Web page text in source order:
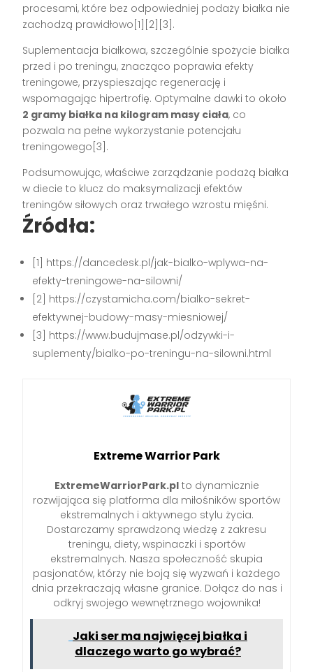
procesami, które bez odpowiedniej podaży białka nie
zachodzą prawidłowo[1][2][3].
Suplementacja białkowa, szczególnie spożycie białka
przed i po treningu, znacząco poprawia efekty
treningowe, przyspieszając regenerację i
wspomagając hipertrofię. Optymalne dawki to około
2 gramy białka na kilogram masy ciała, co
pozwala na pełne wykorzystanie potencjału
treningowego[3].
Podsumowując, właściwe zarządzanie podażą białka
w diecie to klucz do maksymalizacji efektów
treningów siłowych oraz trwałego wzrostu mięśni.
Źródła:
[1] https://dancedesk.pl/jak-bialko-wplywa-na-
efekty-treningowe-na-silowni/
[2] https://czystamicha.com/bialko-sekret-
efektywnej-budowy-masy-miesniowej/
[3] https://www.budujmase.pl/odzywki-i-
suplementy/bialko-po-treningu-na-silowni.html
Extreme Warrior Park
ExtremeWarriorPark.plto dynamicznie
rozwijająca się platforma dla miłośników sportów
ekstremalnych i aktywnego stylu życia.
Dostarczamy sprawdzoną wiedzę z zakresu
treningu, diety, wspinaczki i sportów
ekstremalnych. Nasza społeczność skupia
pasjonatów, którzy nie boją się wyzwań i każdego
dnia przekraczają własne granice. Dołącz do nas i
odkryj swojego wewnętrznego wojownika!
Jaki ser ma najwięcej białka i
dlaczego warto go wybrać?